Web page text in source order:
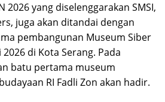
2026 yang diselenggarakan SMSI,
juga akan ditandai dengan
pembangunan Museum Siber
di Kota Serang. Pada
batu pertama museum
RI Fadli Zon akan hadir.